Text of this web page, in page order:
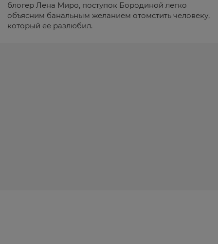
блогер Лена Миро, поступок Бородиной легко
объясним банальным желанием отомстить человеку,
который ее разлюбил.